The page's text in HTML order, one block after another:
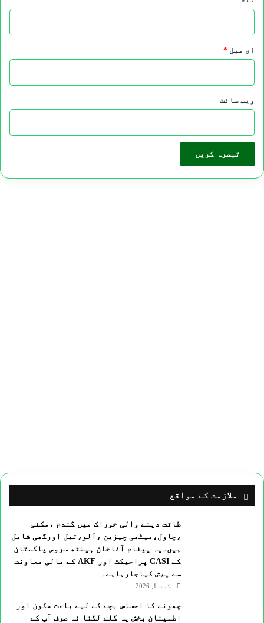
ای میل *
ویب‌ سائٹ
ملازمت کے مواقع
طاقت دینے والی خوراک میں گندم ،مکئی
،چاول،میٹھی چیزین ،آلو،تیل اورگھی شامل
ہیں۔یہ پیغام آغاخان ہیلتھ سروس پاکستان
کے CASI پراجیکٹ اور AKF کے مالی معاونت
سے پیش کیاجارہاہے۔
اگست 1, 2026
چھونے کا احساس بچے کے لیے باعث سکون اور
اطمینان بخش یہ گلے لگنا نہ صرف آپ کے